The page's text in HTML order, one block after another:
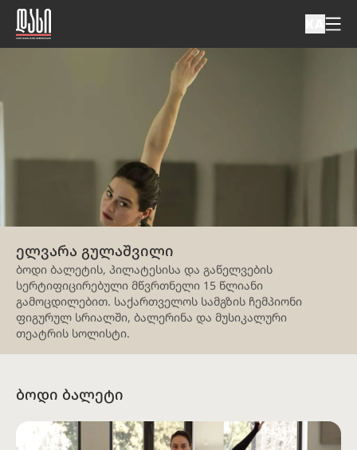
ელვარა გულაშვილი
ბოდი ბალეტის, პილატესისა და გაწელვების
სერტიფიცირებული მწვრთნელი 15 წლიანი
გამოცდილებით. საქართველოს სამგზის ჩემპიონი
ფიგურულ სრიალში, ბალერინა და მუსიკალური
თეატრის სოლისტი.
ბოდი ბალეტი